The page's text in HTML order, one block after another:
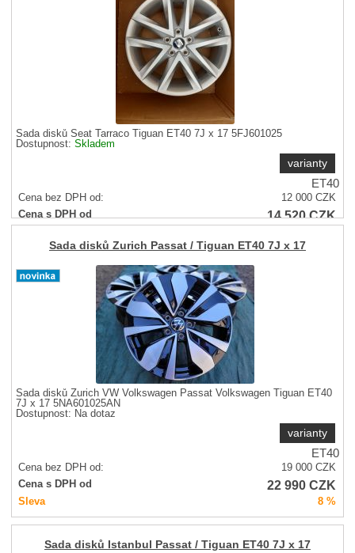
Sada disků Seat Tarraco Tiguan ET40 7J x 17 5FJ601025
Dostupnost:Skladem
varianty
ET40
Cena bez DPH od: 12 000CZK
Cena s DPH od
14 520CZK
Sada disků Zurich Passat / Tiguan ET40 7J x 17
Sada disků Zurich VW Volkswagen Passat Volkswagen Tiguan ET40
7J x 17 5NA601025AN
Dostupnost: Na dotaz
varianty
ET40
Cena bez DPH od: 19 000CZK
Cena s DPH od
22 990CZK
Sleva 8 %
Sada disků Istanbul Passat / Tiguan ET40 7J x 17